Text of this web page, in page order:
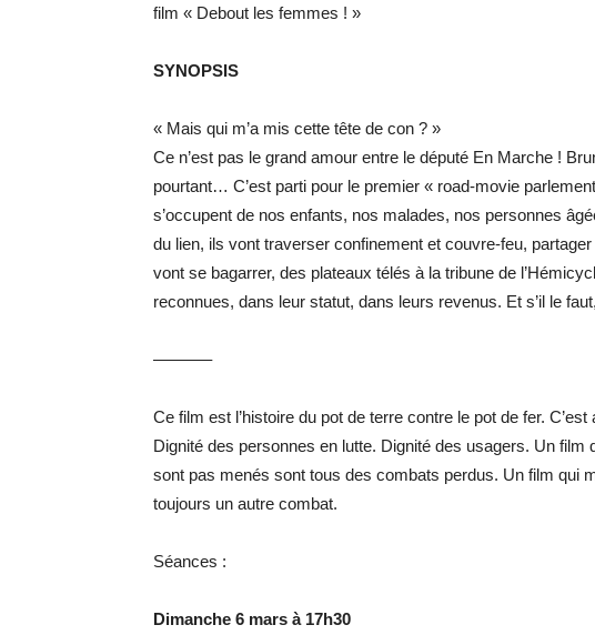
film « Debout les femmes ! »
SYNOPSIS
« Mais qui m’a mis cette tête de con ? »
Ce n’est pas le grand amour entre le député En Marche !
pourtant… C’est parti pour le premier « road-movie
s’occupent de nos enfants, nos malades, nos personnes
du lien, ils vont traverser confinement et couvre-feu,
vont se bagarrer, des plateaux télés à la tribune de
reconnues, dans leur statut, dans leurs revenus. Et s’il le
———–
Ce film est l’histoire du pot de terre contre le pot de fer.
Dignité des personnes en lutte. Dignité des usagers. Un
sont pas menés sont tous des combats perdus. Un film qui
toujours un autre combat.
Séances :
Dimanche 6 mars à 17h30